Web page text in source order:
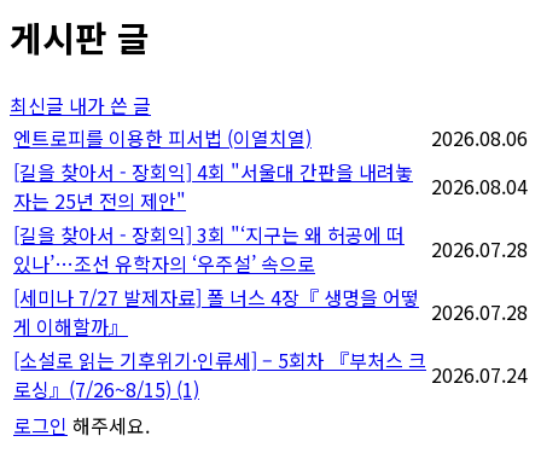
게시판 글
최신글 내가 쓴 글
엔트로피를 이용한 피서법 (이열치열)
2026.08.06
[길을 찾아서 - 장회익] 4회 "서울대 간판을 내려놓
자는 25년 전의 제안"
2026.08.04
[길을 찾아서 - 장회익] 3회 "‘지구는 왜 허공에 떠
있나’…조선 유학자의 ‘우주설’ 속으로
2026.07.28
[세미나 7/27 발제자료] 폴 너스 4장『 생명을 어떻
게 이해할까』
2026.07.28
[소설로 읽는 기후위기·인류세] – 5회차 『부처스 크
로싱』(7/26~8/15) (1)
2026.07.24
로그인 해주세요.